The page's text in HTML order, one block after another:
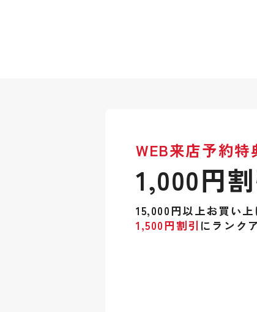
WEB来店予約特
1,000円
15,000円以上お買い上
1,500円割引 にランク